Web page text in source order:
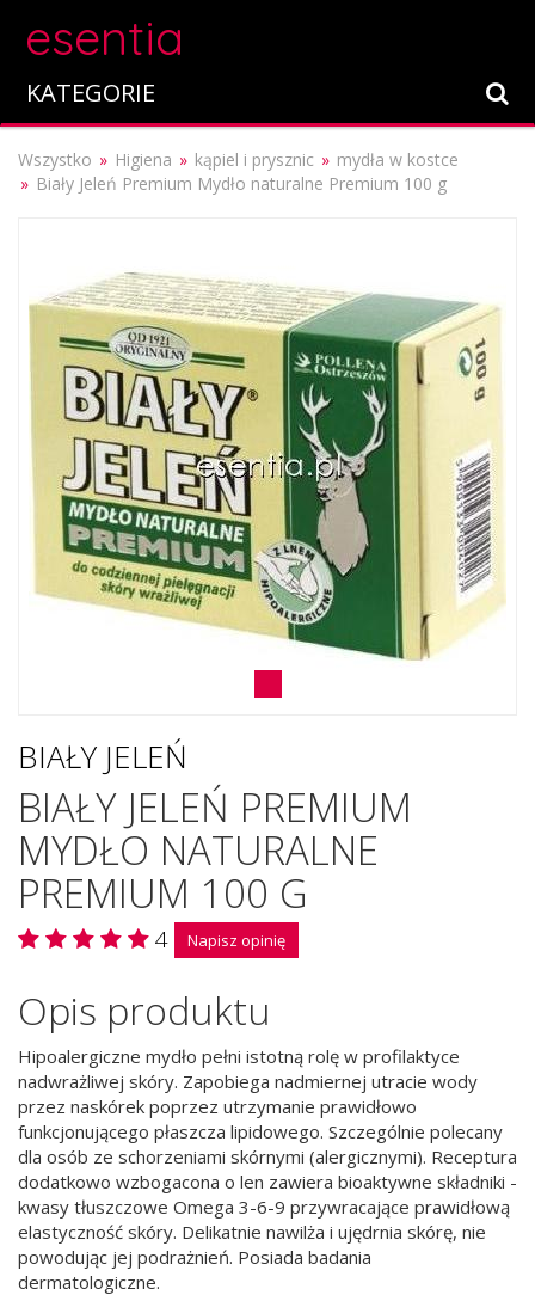
esentia
KATEGORIE
Wszystko Higiena kąpiel i prysznic
mydła w kostce
Biały Jeleń Premium Mydło naturalne Premium 100 g
BIAŁY JELEŃ
BIAŁY JELEŃ PREMIUM
MYDŁO NATURALNE
PREMIUM 100 G
4 Napisz opinię
Opis produktu
Hipoalergiczne mydło pełni istotną rolę w profilaktyce
nadwrażliwej skóry. Zapobiega nadmiernej utracie wody
przez naskórek poprzez utrzymanie prawidłowo
funkcjonującego płaszcza lipidowego. Szczególnie polecany
dla osób ze schorzeniami skórnymi (alergicznymi). Receptura
dodatkowo wzbogacona o len zawiera bioaktywne składniki -
kwasy tłuszczowe Omega 3-6-9 przywracające prawidłową
elastyczność skóry. Delikatnie nawilża i ujędrnia skórę, nie
powodując jej podrażnień. Posiada badania
dermatologiczne.